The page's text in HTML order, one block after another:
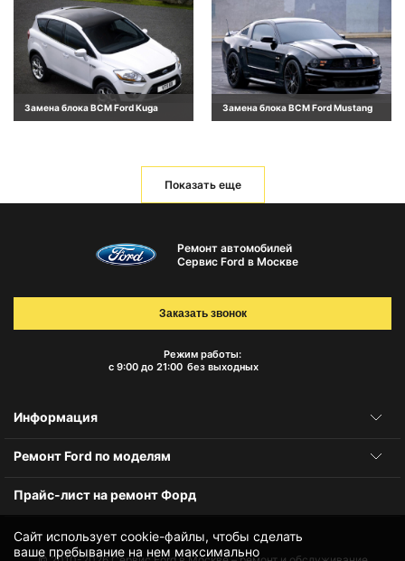
Замена блока BCM Ford Kuga Замена блока BCM Ford Mustang
Показать еще
Сайт использует cookie-файлы, чтобы сделать
ваше пребывание на нем максимально
Ремонт автомобилей
Сервис Ford в Москве
Режим работы:
с 9:00 до 21:00 без выходных
Заказать звонок
Информация
Ремонт Ford по моделям
Прайс-лист на ремонт Форд